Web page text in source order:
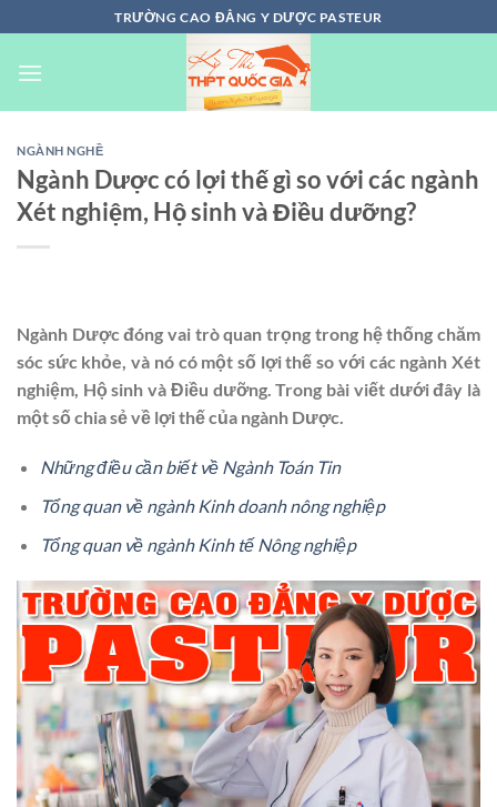
đến
nội
TRƯỜNG CAO ĐẲNG Y DƯỢC PASTEUR
NGÀNH NGHỀ
Ngành Dược có lợi thế gì so với các ngành
Xét nghiệm, Hộ sinh và Điều dưỡng?
Ngành Dược đóng vai trò quan trọng trong hệ thống chăm
sóc sức khỏe, và nó có một số lợi thế so với các ngành Xét
nghiệm, Hộ sinh và Điều dưỡng. Trong bài viết dưới đây là
một số chia sẻ về lợi thế của ngành Dược.
Những điều cần biết về Ngành Toán Tin
Tổng quan về ngành Kinh doanh nông nghiệp
Tổng quan về ngành Kinh tế Nông nghiệp